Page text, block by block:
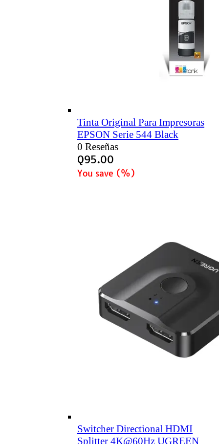
Tinta Original Para Impresoras
EPSON Serie 544 Black
0 Reseñas
Q95.00
You save (%)
Switcher Directional HDMI
Splitter 4K@60Hz UGREEN